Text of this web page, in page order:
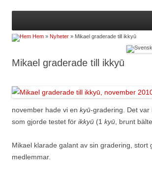
Hem » Nyheter » Mikael graderade till ikkyū
Mikael graderade till ikkyū
november hade vi en kyū-gradering. Det var
som gjorde testet för ikkyū (1 kyū , brunt
Mikael klarade galant av sin gradering, stort
medlemmar.